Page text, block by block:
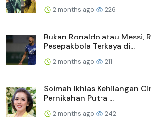
2 months ago 226
Bukan Ronaldo atau Messi,
Pesepakbola Terkaya di...
2 months ago 211
Soimah Ikhlas Kehilangan
Pernikahan Putra ...
2 months ago 242